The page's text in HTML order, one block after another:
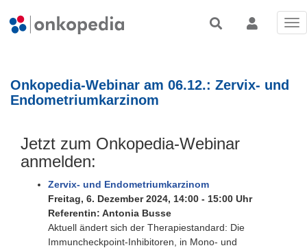
Onkopedia-Webinar am 06.12.: Zervix- und
Endometriumkarzinom
Jetzt zum Onkopedia-Webinar
anmelden:
Zervix- und Endometriumkarzinom
Freitag, 6. Dezember 2024, 14:00 - 15:00 Uhr
Referentin: Antonia Busse
Aktuell ändert sich der Therapiestandard: Die
Immuncheckpoint-Inhibitoren, in Mono- und